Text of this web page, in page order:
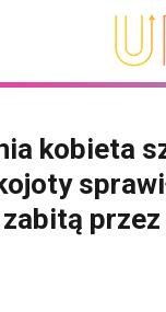
kobieta